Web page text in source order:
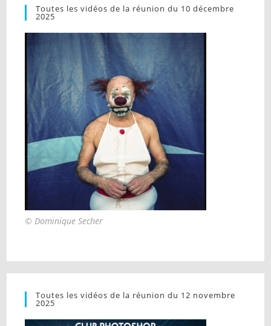
Toutes les vidéos de la réunion du 10 décembre
2025
© Dominique Secher
Toutes les vidéos de la réunion du 12 novembre
2025